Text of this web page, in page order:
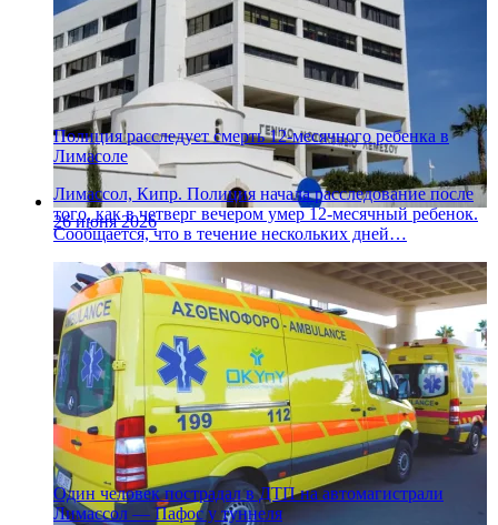
26 июня 2026
Полиция расследует смерть 12-месячного ребенка в
Лимасоле
Лимассол, Кипр. Полиция начала расследование после
того, как в четверг вечером умер 12-месячный ребенок.
Сообщается, что в течение нескольких дней…
Один человек пострадал в ДТП на автомагистрали
Лимассол — Пафос у туннеля